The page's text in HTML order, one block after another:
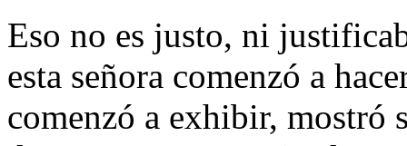
Eso no es justo, ni
esta señora comenzó a
comenzó a exhibir, mostró